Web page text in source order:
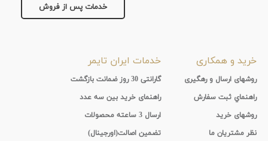
خدمات پس از فروش
خرید و همکاری
روشهای ارسال و رهگیری
راهنماي ثبت سفارش
روشهای خرید
نظر مشتریان ما
خدمات ایران تایمر
گارانتی 30 روز ضمانت بازگشت
راهنمای خرید بین سه عدد
ارسال 3 ساعته محصولات
تضمین اصالت(اورجینال)